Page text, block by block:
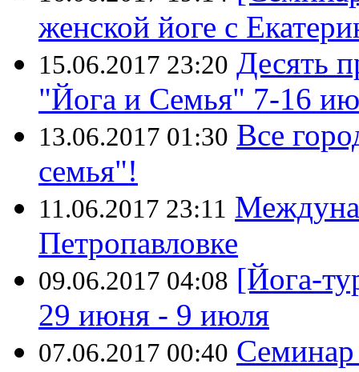
женской йоге с
15.06.2017 23:20 Десять
"Йога и Семья" 7-16
13.06.2017 01:30 Все
семья"!
11.06.2017 23:11
Петропавловке
09.06.2017 04:08 [Йога-
29 июня - 9 июля
07.06.2017 00:40